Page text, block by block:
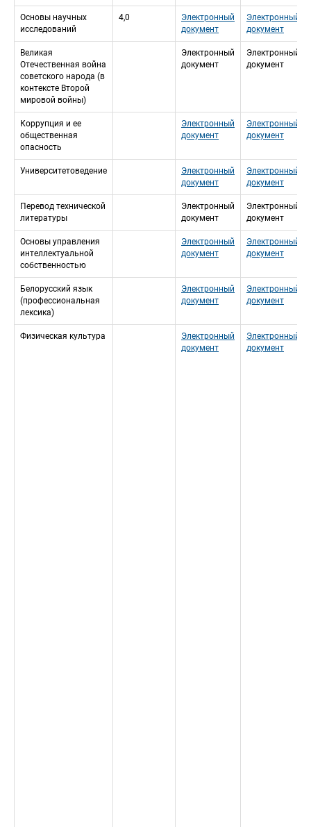
Основы научных
исследований
4,0
Электронный
документ
Электронный
документ
Великая
Отечественная война
советского народа (в
контексте Второй
мировой войны)
Электронный
документ
Электронный
документ
Коррупция и ее
общественная
опасность
Электронный
документ
Электронный
документ
Университетоведение
Электронный
документ
Электронный
документ
Перевод технической
литературы
Электронный
документ
Электронный
документ
Основы управления
интеллектуальной
собственностью
Электронный
документ
Электронный
документ
Белорусский язык
(профессиональная
лексика)
Электронный
документ
Электронный
документ
Физическая культура
Электронный
документ
Электронный
документ